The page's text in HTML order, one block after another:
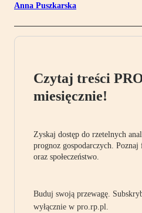
Anna Puszkarska
Czytaj treści
miesięcznie!
Zyskaj dostęp do rzetelnych
prognoz gospodarczych.
oraz społeczeństwo.
Buduj swoją przewagę.
wyłącznie w pro.rp.pl.